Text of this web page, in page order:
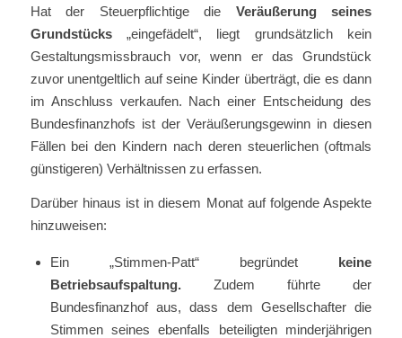
Hat der Steuerpflichtige die Veräußerung seines
Grundstücks„eingefädelt“, liegt grundsätzlich kein
Gestaltungsmissbrauch vor, wenn er das Grundstück
zuvor unentgeltlich auf seine Kinder überträgt, die es dann
im Anschluss verkaufen. Nach einer Entscheidung des
Bundesfinanzhofs ist der Veräußerungsgewinn in diesen
Fällen bei den Kindern nach deren steuerlichen (oftmals
günstigeren) Verhältnissen zu erfassen.
Darüber hinaus ist in diesem Monat auf folgende Aspekte
hinzuweisen:
Ein „Stimmen-Patt“ begründet keine
Betriebsaufspaltung.Zudem führte der
Bundesfinanzhof aus, dass dem Gesellschafter die
Stimmen seines ebenfalls beteiligten minderjährigen